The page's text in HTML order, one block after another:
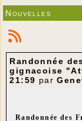
Nouvelles
Randonnée
gignacoise
21:59 par
Randonnée des